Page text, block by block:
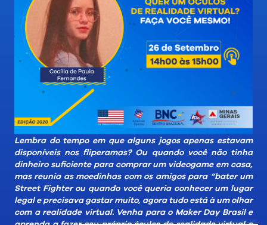
Lembra do tempo em que alguns jogos apenas estavam
disponíveis nos fliperamas? Ou quando você não tinha
dinheiro suficiente para comprar um videogame em casa,
mas reunia as moedinhas com os amigos para “bater um
Street Fighter ou quando você queria conhecer um lugar
legal e precisava gastar muito, agora tudo está à um olhar
com a realidade virtual. Venha para o Maker Day Brasil e